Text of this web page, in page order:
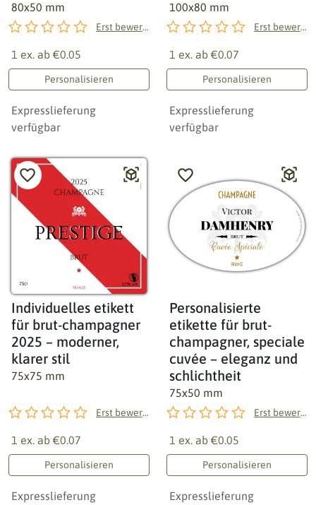
80x50 mm
Erst bewerten!
1 ex. ab €0.05
Personalisieren
Expresslieferung
verfügbar
100x80 mm
Erst bewerten!
1 ex. ab €0.07
Personalisieren
Expresslieferung
verfügbar
Individuelles etikett
für brut-champagner
2025 – moderner,
klarer stil
75x75 mm
Erst bewerten!
1 ex. ab €0.07
Personalisieren
Expresslieferung
Personalisierte
etikette für brut-
champagner, speciale
cuvée – eleganz und
schlichtheit
75x50 mm
Erst bewerten!
1 ex. ab €0.05
Personalisieren
Expresslieferung